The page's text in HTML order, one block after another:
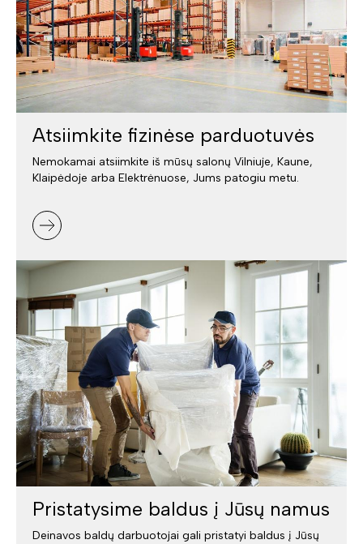
Atsiimkite fizinėse parduotuvės
Nemokamai atsiimkite iš mūsų salonų Vilniuje, Kaune,
Klaipėdoje arba Elektrėnuose, Jums patogiu metu.
Pristatysime baldus į Jūsų namus
Deinavos baldų darbuotojai gali pristatyi baldus į Jūsų